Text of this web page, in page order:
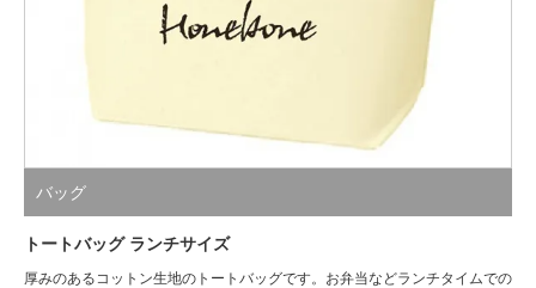
バッグ
トートバッグ ランチサイズ
厚みのあるコットン生地のトートバッグです。お弁当などランチタイムでの